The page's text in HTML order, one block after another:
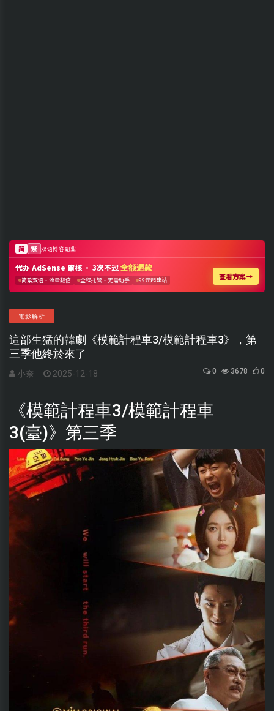
電影解析
這部生猛的韓劇《模範計程車3/模範計程車3》，第
三季他終於來了
小奈 2025-12-18 0 3678 0
《模範計程車3/模範計程車
3(臺)》第三季